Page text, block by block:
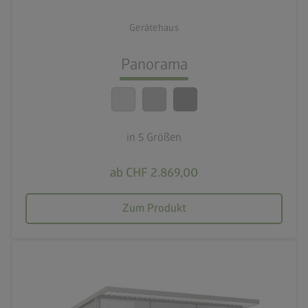
Gerätehaus
Panorama
in 5 Größen
ab CHF 2.869,00
Zum Produkt
Beste Sicherheitsstandards
calendar_month